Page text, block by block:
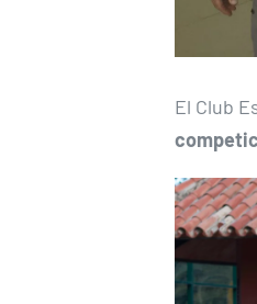
El Club